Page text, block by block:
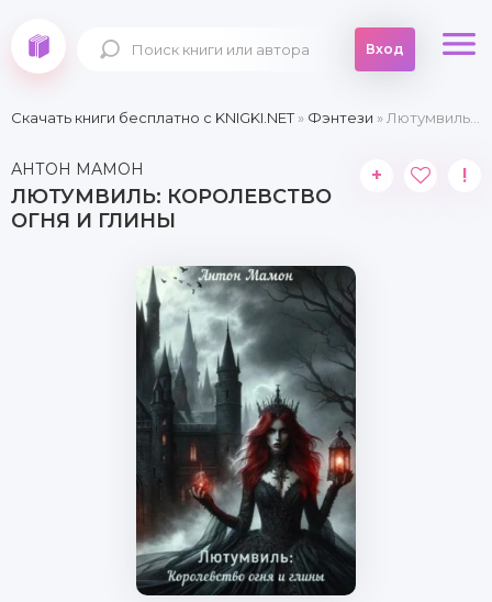
Вход
Скачать книги бесплатно c KNIGKI.NET» Фэнтези » Лютумвиль: Королевство огня и глины
АНТОН МАМОН
ЛЮТУМВИЛЬ: КОРОЛЕВСТВО
ОГНЯ И ГЛИНЫ
+ !